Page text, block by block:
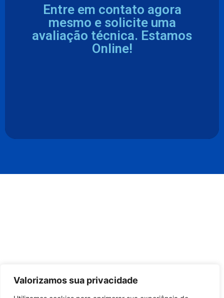
Valorizamos sua privacidade
Entre em contato agora
mesmo e solicite uma
avaliação técnica. Estamos
Online!